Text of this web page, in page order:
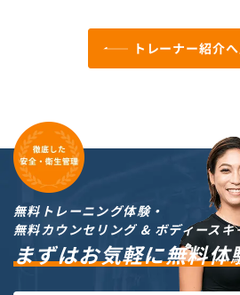
トレーナー紹介
無料トレーニング体験・
無料カウンセリング & ボディースキ
まずはお気軽に無料体